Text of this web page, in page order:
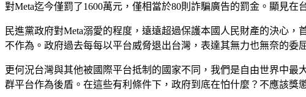
對Meta迄今僅罰了1600萬元，僅相當於80則詐騙廣告的罰金。顯見
民進黨政府對Meta溺愛的程度，遠遠超過保護本國人民財產的決心
不作為。政府過去每每以平台威脅退出台灣，表達其無力也無奈的委
更何況台灣與其他被國際平台抵制的國家不同，我們是自由世界中
群平台作為後盾。在這些有利條件下，政府到底在怕什麼？不應該獎